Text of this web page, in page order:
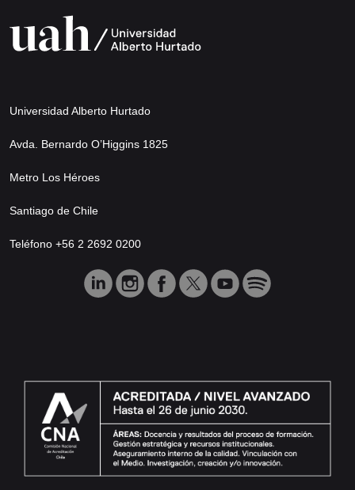
Universidad Alberto Hurtado
Avda. Bernardo O’Higgins 1825
Metro Los Héroes
Santiago de Chile
Teléfono +56 2 2692 0200